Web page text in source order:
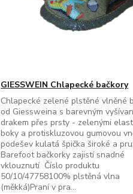
GIESSWEIN Chlapecké bačkory
Chlapecké zelené plstěné vlněné
od Giessweina s barevným
drakem přes prsty - zelenými
boky a protiskluzovou gumovou
podešev kulatá špička široké a
Barefoot bačkorky zajistí snadné
vklouznutí Číslo produktu
50/10/47758100% plstěná vlna
(měkká)Praní v pra...